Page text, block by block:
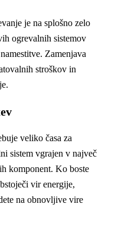
je na splošno zelo
ogrevalnih sistemov
Zamenjava
stroškov in
veliko časa za
sistem vgrajen v največ
komponent. Ko boste
vir energije,
na obnovljive vire